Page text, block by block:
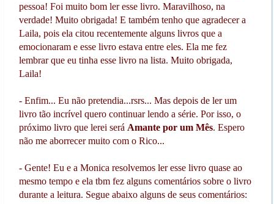
pessoa! Foi muito bom ler esse livro. Maravilhoso, na
verdade! Muito obrigada! E também tenho que agradecer a
Laila, pois ela citou recentemente alguns livros que a
emocionaram e esse livro estava entre eles. Ela me fez
lembrar que eu tinha esse livro na lista. Muito obrigada,
Laila!
- Enfim... Eu não pretendia...rsrs... Mas depois de ler um
livro tão incrível quero continuar lendo a série. Por isso, o
próximo livro que lerei será Amante por um Mês. Espero
não me aborrecer muito com o Rico...
- Gente! Eu e a Monica resolvemos ler esse livro quase ao
mesmo tempo e ela tbm fez alguns comentários sobre o livro
durante a leitura. Segue abaixo alguns de seus comentários: